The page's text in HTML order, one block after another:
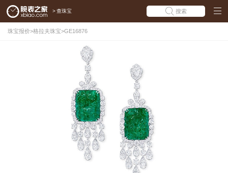
> 查珠宝 搜索
珠宝报价>格拉夫珠宝>GE16876